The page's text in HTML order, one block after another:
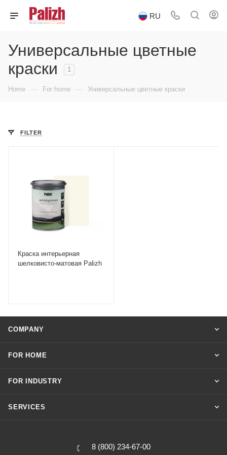
RU
Универсальные цветные
краски
1
Home — For home — Универсальные цветные краски
FILTER
Краска интерьерная
шелковисто-матовая Palizh
COMPANY
FOR HOME
FOR INDUSTRY
SERVICES
8 (800) 234-67-00